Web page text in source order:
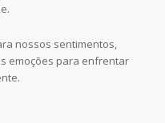
nossos sentimentos,
emoções para enfrentar